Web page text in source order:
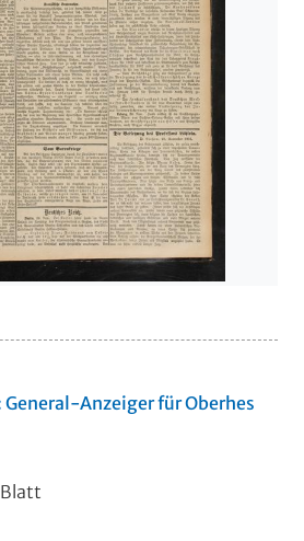
General-Anzeiger für Oberhes
Blatt